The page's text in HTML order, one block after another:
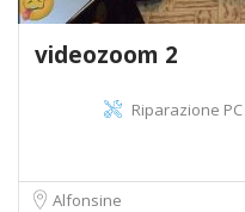
videozoom 2
Riparazione PC
Alfonsine